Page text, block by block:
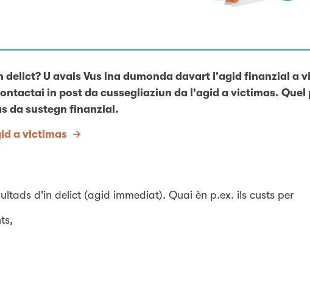
U avais Vus ina dumonda davart l'agid finanzial a
in post da cussegliaziun da l'agid a victimas. Quel
da sustegn finanzial.
a victimas
d'in delict (agid immediat). Quai èn p.ex. ils custs per